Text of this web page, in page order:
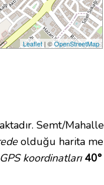
Leaflet | ©OpenStreetMap
Semt/
olduğu harita
koordinatları